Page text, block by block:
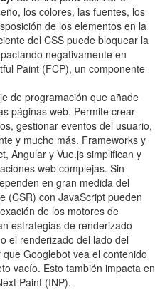
los colores, las fuentes, los
de los elementos en la
del CSS puede bloquear la
negativamente en
Paint (FCP), un componente
de programación que añade
páginas web. Permite crear
gestionar eventos del usuario,
y mucho más. Frameworks y
Angular y Vue.js simplifican y
web complejas. Sin
en gran medida del
(CSR) con JavaScript pueden
de los motores de
estrategias de renderizado
el renderizado del lado del
Googlebot vea el contenido
vacío. Esto también impacta en
Paint (INP).